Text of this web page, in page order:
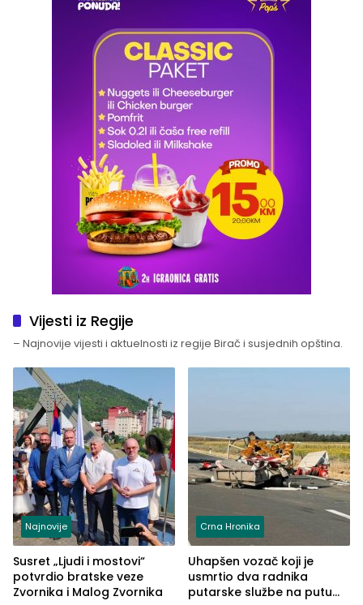
Vijesti iz Regije
– Najnovije vijesti i aktuelnosti iz regije Birač i susjednih opština.
Najnovije
Susret „Ljudi i mostovi“
potvrdio bratske veze
Zvornika i Malog Zvornika
Crna Hronika
Uhapšen vozač koji je
usmrtio dva radnika
putarske službe na putu